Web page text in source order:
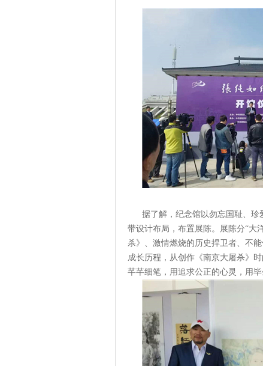
据了解，纪念馆以勿忘国耻、珍
带设计布局，布置展陈。展陈分“大
杀》、激情燃烧的历史捍卫者、不
成长历程，从创作《南京大屠杀》
芊芊细笔，用追求公正的心灵，用